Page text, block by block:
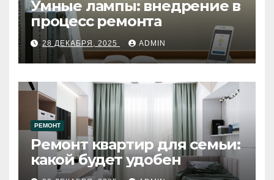
Умные лампы: внедрение в
процесс ремонта
28 ДЕКАБРЯ, 2025 ADMIN
РЕМОНТ
Ремонт квартир для семьи:
какой будет удобен